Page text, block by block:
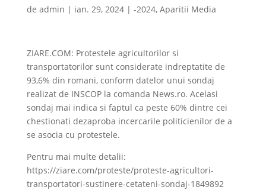
de admin | ian. 29, 2024| -2024, Aparitii Media
ZIARE.COM: Protestele agricultorilor si
transportatorilor sunt considerate indreptatite de
93,6% din romani, conform datelor unui sondaj
realizat de INSCOP la comanda News.ro. Acelasi
sondaj mai indica si faptul ca peste 60% dintre cei
chestionati dezaproba incercarile politicienilor de a
se asocia cu protestele.
Pentru mai multe detalii:
https://ziare.com/proteste/proteste-agricultori-
transportatori-sustinere-cetateni-sondaj-1849892